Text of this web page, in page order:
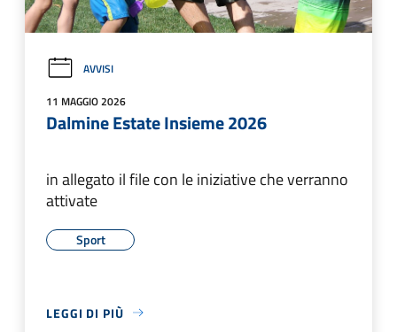
AVVISI
11 MAGGIO 2026
Dalmine Estate Insieme 2026
in allegato il file con le iniziative che verranno
attivate
Sport
LEGGI DI PIÙ